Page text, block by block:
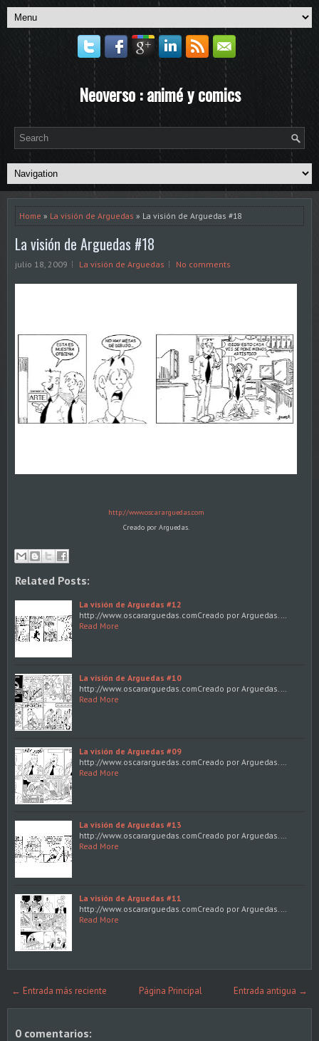
Neoverso : animé y comics
Home » La visión de Arguedas » La visión de Arguedas #18
La visión de Arguedas #18
julio 18, 2009 La visión de Arguedas No comments
http://www.oscararguedas.com
Creado por Arguedas.
Related Posts:
La visión de Arguedas #12
http://www.oscararguedas.comCreado por Arguedas.…
Read More
La visión de Arguedas #10
http://www.oscararguedas.comCreado por Arguedas.…
Read More
La visión de Arguedas #09
http://www.oscararguedas.comCreado por Arguedas.…
Read More
La visión de Arguedas #13
http://www.oscararguedas.comCreado por Arguedas.…
Read More
La visión de Arguedas #11
http://www.oscararguedas.comCreado por Arguedas.…
Read More
← Entrada más reciente Entrada antigua →
Página Principal
0 comentarios: